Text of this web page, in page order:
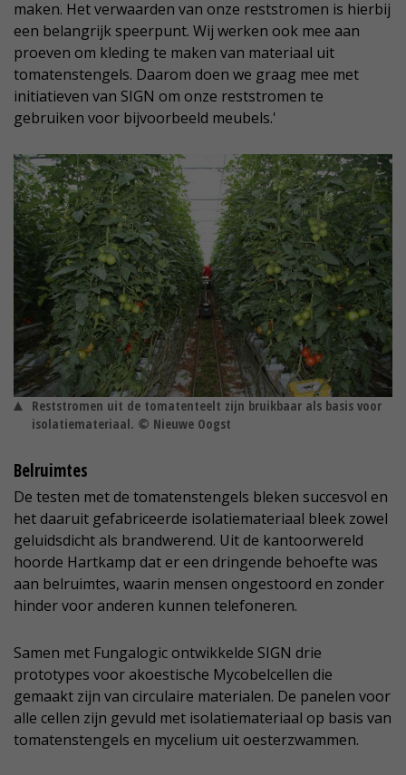
maken. Het verwaarden van onze reststromen is hierbij
een belangrijk speerpunt. Wij werken ook mee aan
proeven om kleding te maken van materiaal uit
tomatenstengels. Daarom doen we graag mee met
initiatieven van SIGN om onze reststromen te
gebruiken voor bijvoorbeeld meubels.'
Reststromen uit de tomatenteelt zijn bruikbaar als basis voor
isolatiemateriaal. © Nieuwe Oogst
Belruimtes
De testen met de tomatenstengels bleken succesvol en
het daaruit gefabriceerde isolatiemateriaal bleek zowel
geluidsdicht als brandwerend. Uit de kantoorwereld
hoorde Hartkamp dat er een dringende behoefte was
aan belruimtes, waarin mensen ongestoord en zonder
hinder voor anderen kunnen telefoneren.
Samen met Fungalogic ontwikkelde SIGN drie
prototypes voor akoestische Mycobelcellen die
gemaakt zijn van circulaire materialen. De panelen voor
alle cellen zijn gevuld met isolatiemateriaal op basis van
tomatenstengels en mycelium uit oesterzwammen.